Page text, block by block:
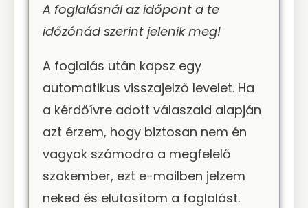
A foglalásnál az időpont a te
időzónád szerint jelenik meg!
A foglalás után kapsz egy
automatikus visszajelző levelet. Ha
a kérdőívre adott válaszaid alapján
azt érzem, hogy biztosan nem én
vagyok számodra a megfelelő
szakember, ezt e-mailben jelzem
neked és elutasítom a foglalást.